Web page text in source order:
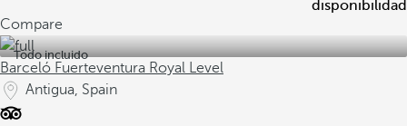
disponibilidad
Compare
Todo incluido
Barceló Fuerteventura Royal Level
Antigua, Spain